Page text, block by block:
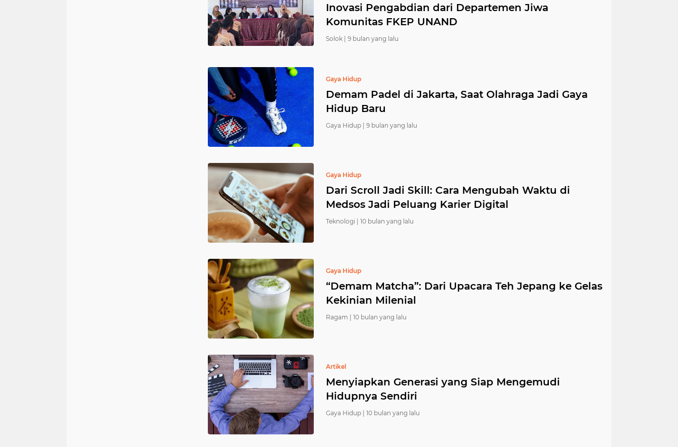
Inovasi Pengabdian dari Departemen Jiwa
Komunitas FKEP UNAND
Solok | 9 bulan yang lalu
Gaya Hidup
Demam Padel di Jakarta, Saat Olahraga Jadi Gaya
Hidup Baru
Gaya Hidup | 9 bulan yang lalu
Gaya Hidup
Dari Scroll Jadi Skill: Cara Mengubah Waktu di
Medsos Jadi Peluang Karier Digital
Teknologi | 10 bulan yang lalu
Gaya Hidup
“Demam Matcha”: Dari Upacara Teh Jepang ke Gelas
Kekinian Milenial
Ragam | 10 bulan yang lalu
Artikel
Menyiapkan Generasi yang Siap Mengemudi
Hidupnya Sendiri
Gaya Hidup | 10 bulan yang lalu